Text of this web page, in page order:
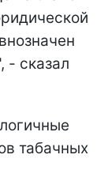
- сказал
табачных